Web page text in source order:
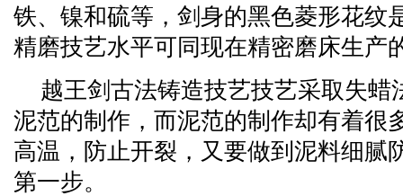
铁、镍和硫等，剑身的黑色菱形花纹
精磨技艺水平可同现在精密磨床生产
越王剑古法铸造技艺技艺采取失蜡
泥范的制作，而泥范的制作却有着很
高温，防止开裂，又要做到泥料细腻
第一步。